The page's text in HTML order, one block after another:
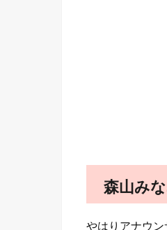
森山み
やはりアナウン